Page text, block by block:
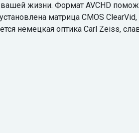
жизни. Формат AVCHD
матрица CMOS ClearVid,
немецкая оптика Carl Zeiss,